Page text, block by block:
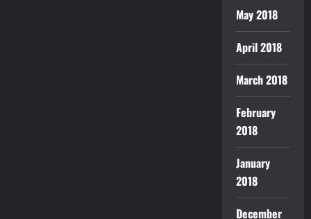
May 2018
April 2018
March 2018
February
2018
January
2018
December